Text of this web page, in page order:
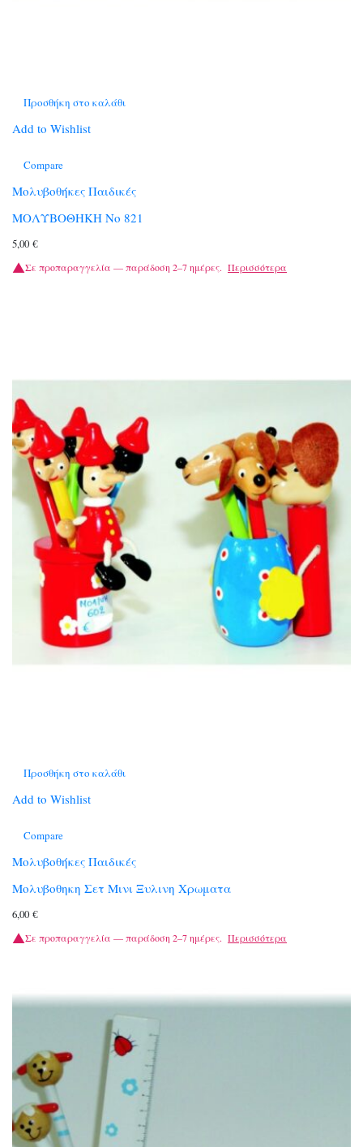
Προσθήκη στο καλάθι
Add to Wishlist
Compare
Μολυβοθήκες Παιδικές
ΜΟΛΥΒΟΘΗΚΗ Νο 821
5,00 €
Σε προπαραγγελία — παράδοση 2–7 ημέρες. Περισσότερα
Προσθήκη στο καλάθι
Add to Wishlist
Compare
Μολυβοθήκες Παιδικές
Μολυβοθηκη Σετ Μινι Ξυλινη Χρωματα
6,00 €
Σε προπαραγγελία — παράδοση 2–7 ημέρες. Περισσότερα